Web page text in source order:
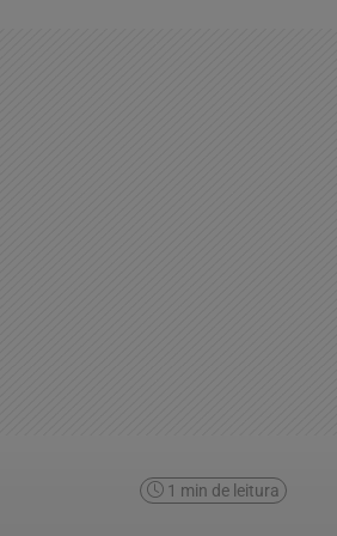
1 min de leitura